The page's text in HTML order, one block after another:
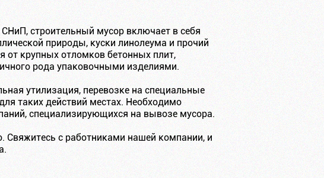
строительный мусор включает в себя
природы, куски линолеума и прочий
от крупных отломков бетонных плит,
рода упаковочными изделиями.
утилизация, перевозке на специальные
таких действий местах. Необходимо
специализирующихся на вывозе мусора.
Свяжитесь с работниками нашей компании, и